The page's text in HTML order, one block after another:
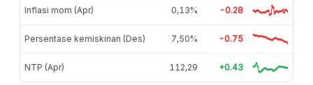
Inflasi mom (Apr) 0,13% -0.28
Persentase kemiskinan (Des) 7,50% -0.75
NTP (Apr) 112,29 +0.43